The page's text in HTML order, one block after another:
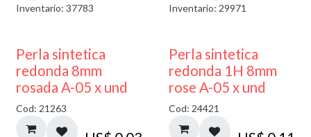
Inventario: 37783 Inventario: 29971
Perla sintetica
redonda 8mm
rosada A-05 x und
Cod: 21263
Perla sintetica
redonda 1H 8mm
rose A-05 x und
Cod: 24421